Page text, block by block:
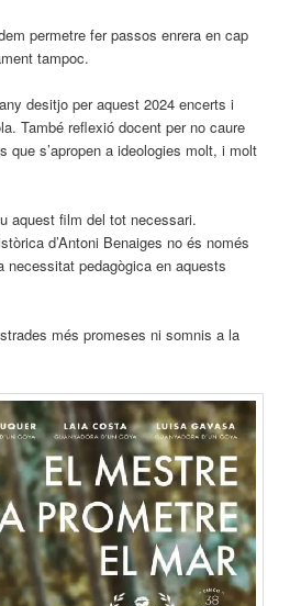
permetre fer passos enrera en cap
tampoc.
desitjo per aquest 2024 encerts i
També reflexió docent per no caure
que s’apropen a ideologies molt, i molt
aquest film del tot necessari.
d’Antoni Benaiges no és només
pedagògica en aquests
més promeses ni somnis a la